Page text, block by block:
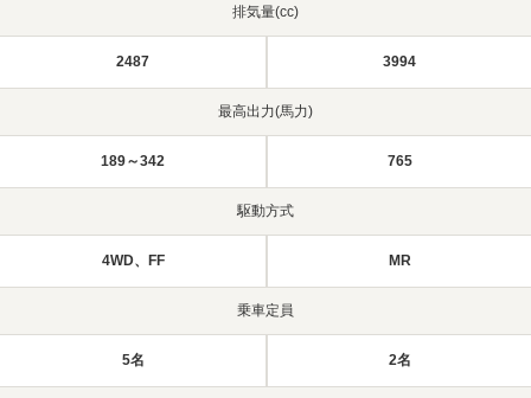
排気量(cc)
2487 3994
最高出力(馬力)
189～342 765
駆動方式
4WD、FF MR
乗車定員
5名 2名